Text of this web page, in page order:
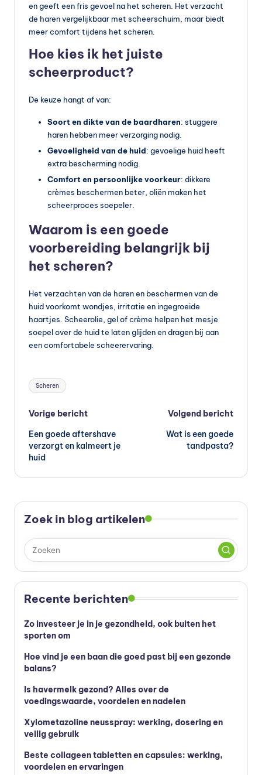
en geeft een fris gevoel na het scheren. Het verzacht
de haren vergelijkbaar met scheerschuim, maar biedt
meer comfort tijdens het scheren.
Hoe kies ik het juiste
scheerproduct?
De keuze hangt af van:
Soort en dikte van de baardharen: stuggere
haren hebben meer verzorging nodig.
Gevoeligheid van de huid: gevoelige huid heeft
extra bescherming nodig.
Comfort en persoonlijke voorkeur: dikkere
crèmes beschermen beter, oliën maken het
scheerproces soepeler.
Waarom is een goede
voorbereiding belangrijk bij
het scheren?
Het verzachten van de haren en beschermen van de
huid voorkomt wondjes, irritatie en ingegroeide
haartjes. Scheerolie, gel of crème helpen het mesje
soepel over de huid te laten glijden en dragen bij aan
een comfortabele scheerervaring.
Tags:
Scheren
Bericht
navigatie
Vorige bericht
Een goede aftershave
verzorgt en kalmeert je
huid
Volgend bericht
Wat is een goede
tandpasta?
Zoek in blog artikelen
Recente berichten
Zo investeer je in je gezondheid, ook buiten het
sporten om
Hoe vind je een baan die goed past bij een gezonde
balans?
Is havermelk gezond? Alles over de
voedingswaarde, voordelen en nadelen
Xylometazoline neusspray: werking, dosering en
veilig gebruik
Beste collageen tabletten en capsules: werking,
voordelen en ervaringen